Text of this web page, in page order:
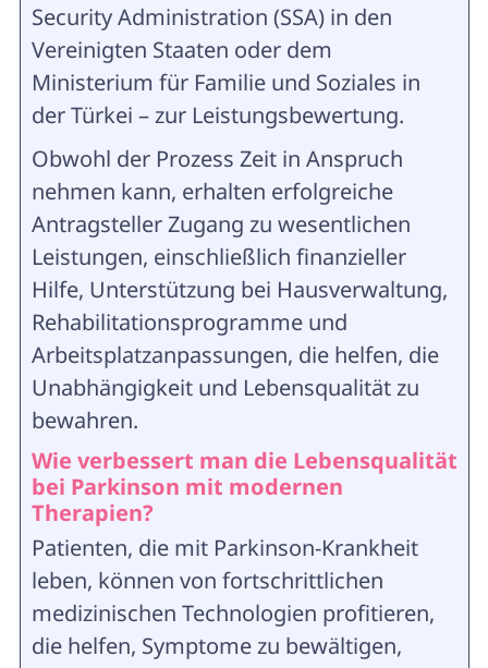
Security Administration (SSA) in den
Vereinigten Staaten oder dem
Ministerium für Familie und Soziales in
der Türkei – zur Leistungsbewertung.
Obwohl der Prozess Zeit in Anspruch
nehmen kann, erhalten erfolgreiche
Antragsteller Zugang zu wesentlichen
Leistungen, einschließlich finanzieller
Hilfe, Unterstützung bei Hausverwaltung,
Rehabilitationsprogramme und
Arbeitsplatzanpassungen, die helfen, die
Unabhängigkeit und Lebensqualität zu
bewahren.
Wie verbessert man die Lebensqualität
bei Parkinson mit modernen
Therapien?
Patienten, die mit Parkinson-Krankheit
leben, können von fortschrittlichen
medizinischen Technologien profitieren,
die helfen, Symptome zu bewältigen,